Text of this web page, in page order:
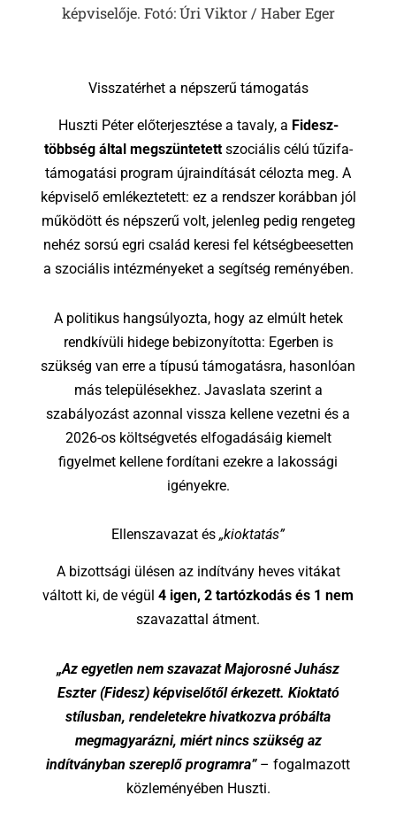
képviselője. Fotó: Úri Viktor / Haber Eger
Visszatérhet a népszerű támogatás
Huszti Péter előterjesztése a tavaly, a Fidesz-
többség által megszüntetettszociális célú tűzifa-
támogatási program újraindítását célozta meg. A
képviselő emlékeztetett: ez a rendszer korábban jól
működött és népszerű volt, jelenleg pedig rengeteg
nehéz sorsú egri család keresi fel kétségbeesetten
a szociális intézményeket a segítség reményében.
A politikus hangsúlyozta, hogy az elmúlt hetek
rendkívüli hidege bebizonyította: Egerben is
szükség van erre a típusú támogatásra, hasonlóan
más településekhez. Javaslata szerint a
szabályozást azonnal vissza kellene vezetni és a
2026-os költségvetés elfogadásáig kiemelt
figyelmet kellene fordítani ezekre a lakossági
igényekre.
Ellenszavazat és „kioktatás”
A bizottsági ülésen az indítvány heves vitákat
váltott ki, de végül 4 igen, 2 tartózkodás és 1 nem
szavazattal átment.
„Az egyetlen nem szavazat Majorosné Juhász
Eszter (Fidesz) képviselőtől érkezett. Kioktató
stílusban, rendeletekre hivatkozva próbálta
megmagyarázni, miért nincs szükség az
indítványban szereplő programra”– fogalmazott
közleményében Huszti.